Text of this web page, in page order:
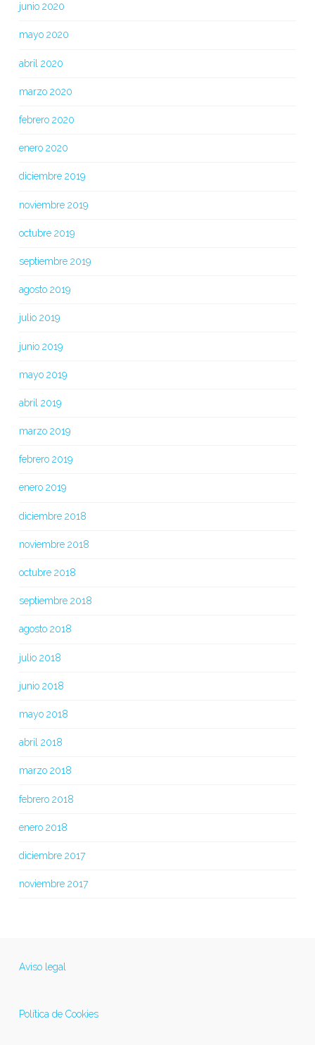
junio 2020
mayo 2020
abril 2020
marzo 2020
febrero 2020
enero 2020
diciembre 2019
noviembre 2019
octubre 2019
septiembre 2019
agosto 2019
julio 2019
junio 2019
mayo 2019
abril 2019
marzo 2019
febrero 2019
enero 2019
diciembre 2018
noviembre 2018
octubre 2018
septiembre 2018
agosto 2018
julio 2018
junio 2018
mayo 2018
abril 2018
marzo 2018
febrero 2018
enero 2018
diciembre 2017
noviembre 2017
Aviso legal
Política de Cookies